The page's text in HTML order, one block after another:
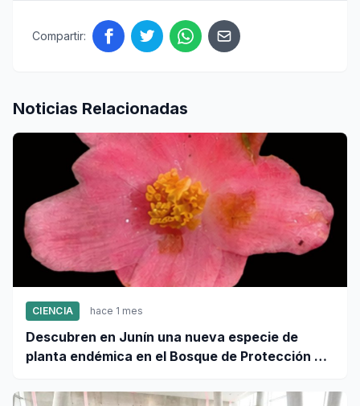
Compartir:
Noticias Relacionadas
CIENCIA hace 1 mes
Descubren en Junín una nueva especie de
planta endémica en el Bosque de Protección Pui